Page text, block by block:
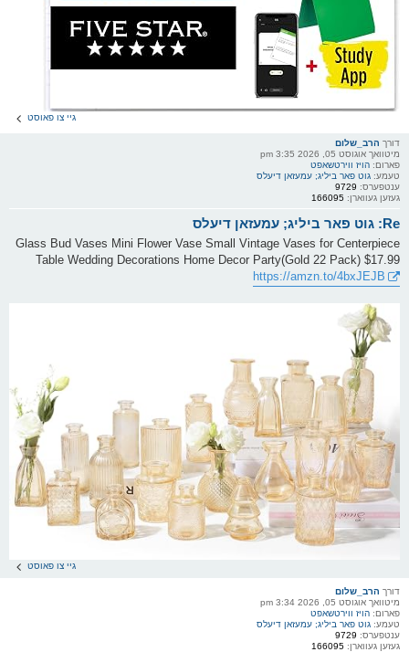
גיי צו פאוסט
דורך הרב_שלום
מיטוואך אוגוסט 05, 2026 3:35 pm
פארום: הויז ווירטשאפט
טעמע: גוט פאר ביליג; עמעזאן דיעלס
ענטפערס: 9729
געזען געווארן: 166095
Re: גוט פאר ביליג; עמעזאן דיעלס
Glass Bud Vases Mini Flower Vase Small Vintage Vases for Centerpiece
Table Wedding Decorations Home Decor Party(Gold 22 Pack) $17.99
https://amzn.to/4bxJEJB
גיי צו פאוסט
דורך הרב_שלום
מיטוואך אוגוסט 05, 2026 3:34 pm
פארום: הויז ווירטשאפט
טעמע: גוט פאר ביליג; עמעזאן דיעלס
ענטפערס: 9729
געזען געווארן: 166095